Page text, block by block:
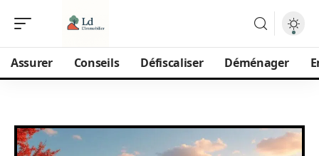
Assurer Conseils Défiscaliser Déménager